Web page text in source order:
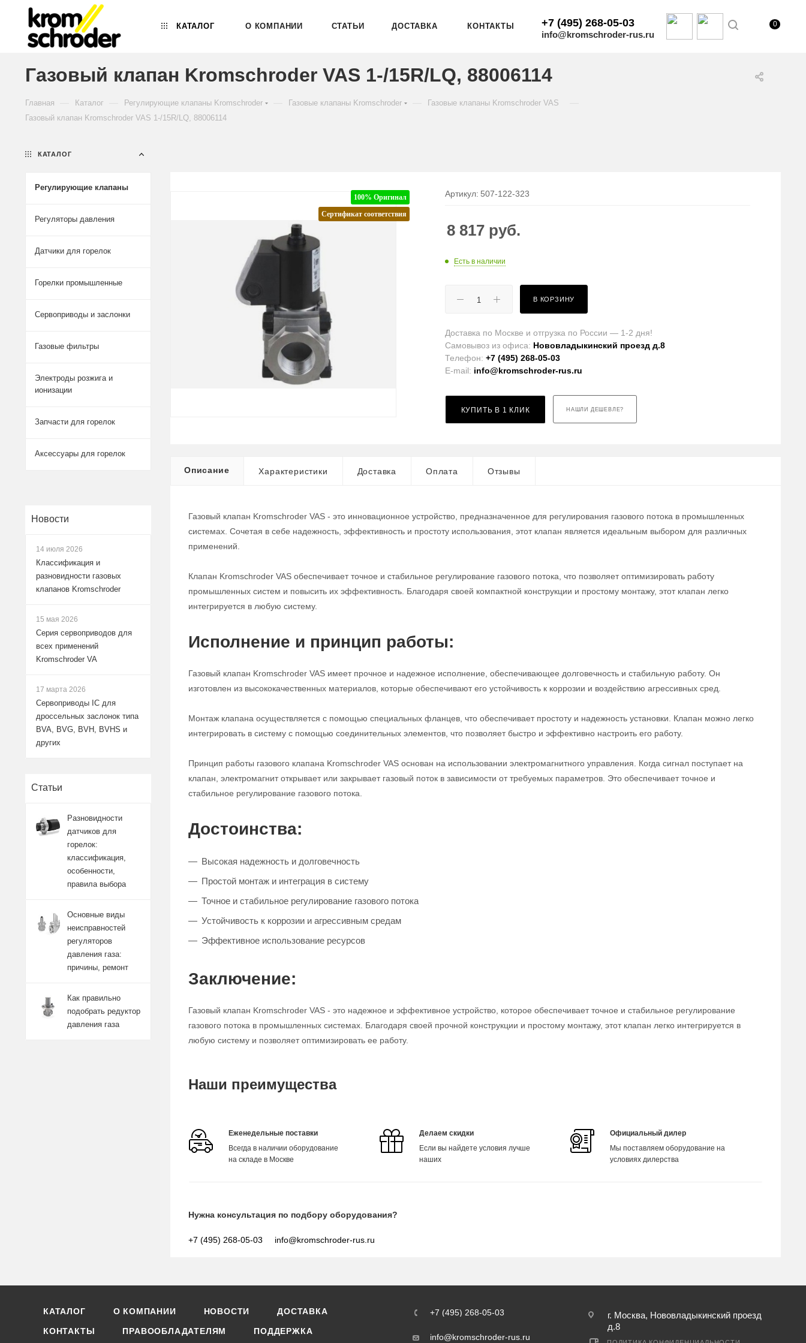
КАТАЛОГ О КОМПАНИИ СТАТЬИ ДОСТАВКА КОНТАКТЫ +7 (495) 268-05-03
info@kromschroder-rus.ru
0
Газовый клапан Kromschroder VAS 1-/15R/LQ, 88006114
Главная Каталог Регулирующие клапаны Kromschroder Газовые клапаны Kromschroder Газовые клапаны Kromschroder VAS
Газовый клапан Kromschroder VAS 1-/15R/LQ, 88006114
100% Оригинал
Сертификат соответствия
Артикул: 507-122-323
8 817 руб.
Есть в наличии
В КОРЗИНУ
Доставка по Москве и отгрузка по России — 1-2 дня!
Самовывоз из офиса: Нововладыкинский проезд д.8
Телефон:+7 (495) 268-05-03
E-mail: info@kromschroder-rus.ru
КУПИТЬ В 1 КЛИК НАШЛИ ДЕШЕВЛЕ?
Описание Характеристики Доставка Оплата Отзывы
Газовый клапан Kromschroder VAS - это инновационное устройство, предназначенное для регулирования газового потока в промышленных
системах. Сочетая в себе надежность, эффективность и простоту использования, этот клапан является идеальным выбором для различных
применений.
Клапан Kromschroder VAS обеспечивает точное и стабильное регулирование газового потока, что позволяет оптимизировать работу
промышленных систем и повысить их эффективность. Благодаря своей компактной конструкции и простому монтажу, этот клапан легко
интегрируется в любую систему.
Исполнение и принцип работы:
Газовый клапан Kromschroder VAS имеет прочное и надежное исполнение, обеспечивающее долговечность и стабильную работу. Он
изготовлен из высококачественных материалов, которые обеспечивают его устойчивость к коррозии и воздействию агрессивных сред.
Монтаж клапана осуществляется с помощью специальных фланцев, что обеспечивает простоту и надежность установки. Клапан можно легко
интегрировать в систему с помощью соединительных элементов, что позволяет быстро и эффективно настроить его работу.
Принцип работы газового клапана Kromschroder VAS основан на использовании электромагнитного управления. Когда сигнал поступает на
клапан, электромагнит открывает или закрывает газовый поток в зависимости от требуемых параметров. Это обеспечивает точное и
стабильное регулирование газового потока.
Достоинства:
Высокая надежность и долговечность
Простой монтаж и интеграция в систему
Точное и стабильное регулирование газового потока
Устойчивость к коррозии и агрессивным средам
Эффективное использование ресурсов
Заключение:
Газовый клапан Kromschroder VAS - это надежное и эффективное устройство, которое обеспечивает точное и стабильное регулирование
газового потока в промышленных системах. Благодаря своей прочной конструкции и простому монтажу, этот клапан легко интегрируется в
любую систему и позволяет оптимизировать ее работу.
Наши преимущества
Еженедельные поставки
Всегда в наличии оборудование
на складе в Москве
Делаем скидки
Если вы найдете условия лучше
наших
Официальный дилер
Мы поставляем оборудование на
условиях дилерства
Нужна консультация по подбору оборудования?
+7 (495) 268-05-03 info@kromschroder-rus.ru
КАТАЛОГ
Регулирующие клапаны
Регуляторы давления
Датчики для горелок
Горелки промышленные
Сервоприводы и заслонки
Газовые фильтры
Электроды розжига и
ионизации
Запчасти для горелок
Аксессуары для горелок
Новости
14 июля 2026
Классификация и
разновидности газовых
клапанов Kromschroder
15 мая 2026
Серия сервоприводов для
всех применений
Kromschroder VA
17 марта 2026
Сервоприводы IC для
дроссельных заслонок типа
BVA, BVG, BVH, BVHS и
других
Статьи
Разновидности
датчиков для
горелок:
классификация,
особенности,
правила выбора
Основные виды
неисправностей
регуляторов
давления газа:
причины, ремонт
Как правильно
подобрать редуктор
давления газа
КАТАЛОГ О КОМПАНИИ НОВОСТИ ДОСТАВКА
КОНТАКТЫ ПРАВООБЛАДАТЕЛЯМ ПОДДЕРЖКА
+7 (495) 268-05-03
info@kromschroder-rus.ru
г. Москва, Нововладыкинский проезд
д.8